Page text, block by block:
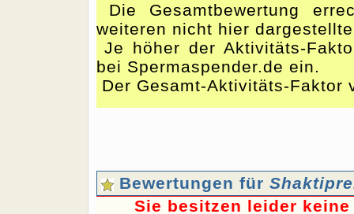
Die Gesamtbewertung
weiteren nicht hier
Je höher der Aktivitäts-
bei Spermaspender.de ein.
Der Gesamt-Aktivitäts-
Bewertungen für
Sie besitzen leider